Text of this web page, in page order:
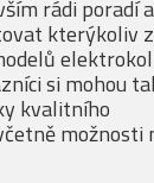
rádi poradí
kterýkoliv
si mohou
kvalitního
možnosti